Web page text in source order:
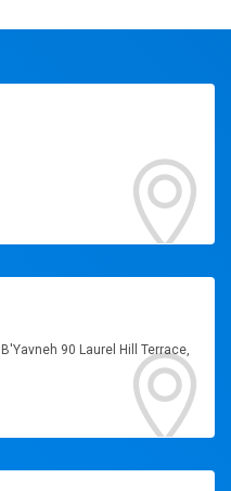
90 Laurel Hill Terrace,